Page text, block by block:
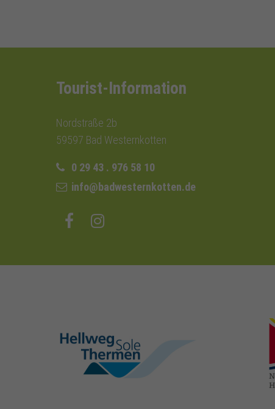
Tourist-Information
Nordstraße 2b
59597 Bad Westernkotten
0 29 43 . 976 58 10
info@badwesternkotten.de
hellweg-sole-
thermen.de